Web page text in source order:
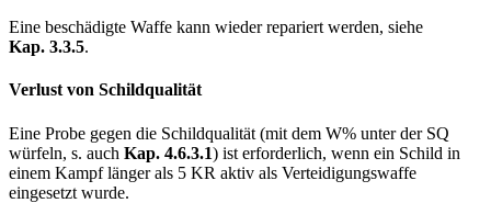
Eine beschädigte Waffe kann wieder repariert werden, siehe
Kap. 3.3.5.
Verlust von Schildqualität
Eine Probe gegen die Schildqualität (mit dem W% unter der SQ
würfeln, s. auch Kap. 4.6.3.1) ist erforderlich, wenn ein Schild in
einem Kampf länger als 5 KR aktiv als Verteidigungswaffe
eingesetzt wurde.